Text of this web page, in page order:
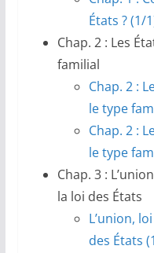
États ? (1/
Chap. 2 : Les
familial
Chap. 2 :
le type
Chap. 2 :
le type
Chap. 3 :
la loi des États
L’union,
des États